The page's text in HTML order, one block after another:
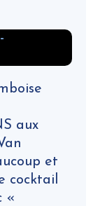
aux
et
cocktail
«